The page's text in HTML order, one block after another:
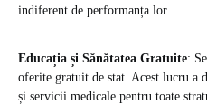
indiferent de performanța lor.
Educația și Sănătatea Gratuite:
oferite gratuit de stat. Acest lucru a
și servicii medicale pentru toate